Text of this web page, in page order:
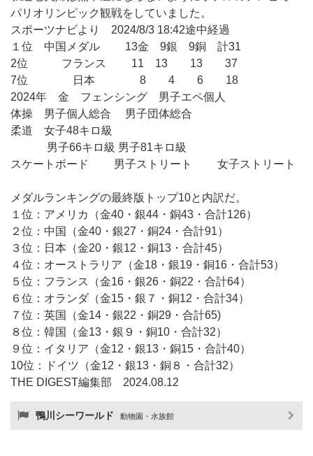
パリオリンピック観戦をしていました。
スポーツナビより 2024/8/3 18:42途中経過
１位 中国メダル 13金 9銀 9銅 計31
2位 フランス 11 13 13 37
7位 日本 8 4 6 18
2024年 金 フェンシング 男子エペ個人
体操 男子個人総合 男子団体総合
柔道 女子48キロ級
男子66キロ級 男子81キロ級
スケートボード 男子ストリート 女子ストリート
メダルランキングの最終版トップ10と内訳だ。
１位：アメリカ（金40・銀44・銅43・合計126）
２位：中国（金40・銀27・銅24・合計91）
３位：日本（金20・銀12・銅13・合計45）
４位：オーストラリア（金18・銀19・銅16・合計53）
５位：フランス（金16・銀26・銅22・合計64）
６位：オランダ（金15・銀７・銅12・合計34）
７位：英国（金14・銀22・銅29・合計65)
８位：韓国（金13・銀９・銅10・合計32）
９位：イタリア（金12・銀13・銅15・合計40）
10位：ドイツ（金12・銀13・銅８・合計32）
THE DIGEST編集部 2024.08.12
鴨川シーワールド 動物園・水族館